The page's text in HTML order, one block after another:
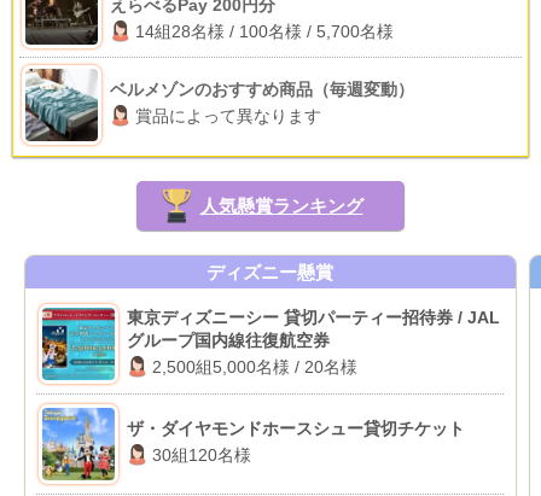
えらべるPay 200円分
14組28名様 / 100名様 / 5,700名様
ベルメゾンのおすすめ商品（毎週変動）
賞品によって異なります
人気懸賞ランキング
ディズニー懸賞
東京ディズニーシー 貸切パーティー招待券 / JAL
グループ国内線往復航空券
2,500組5,000名様 / 20名様
ザ・ダイヤモンドホースシュー貸切チケット
30組120名様